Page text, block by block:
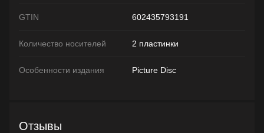
GTIN 602435793191
Количество носителей 2 пластинки
Особенности издания Picture Disc
Отзывы